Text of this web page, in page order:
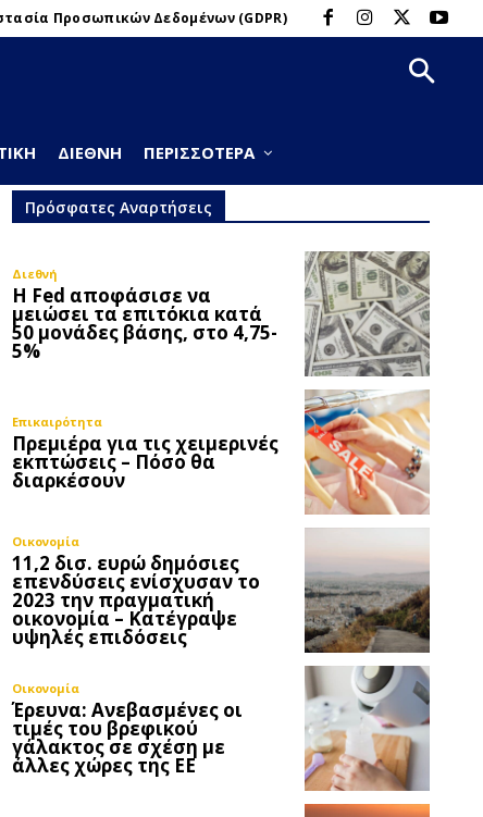
Προσωπικών Δεδομένων (GDPR)
ΔΙΕΘΝΉ ΠΕΡΙΣΣΌΤΕΡΑ
Πρόσφατες Αναρτήσεις
Διεθνή
Η Fed αποφάσισε να
μειώσει τα επιτόκια κατά
50 μονάδες βάσης, στο 4,75-
5%
Επικαιρότητα
Πρεμιέρα για τις χειμερινές
εκπτώσεις – Πόσο θα
διαρκέσουν
Οικονομία
11,2 δισ. ευρώ δημόσιες
επενδύσεις ενίσχυσαν το
2023 την πραγματική
οικονομία – Κατέγραψε
υψηλές επιδόσεις
Οικονομία
Έρευνα: Ανεβασμένες οι
τιμές του βρεφικού
γάλακτος σε σχέση με
άλλες χώρες της ΕΕ